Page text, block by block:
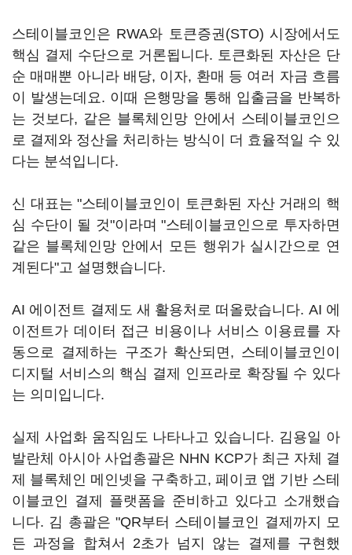
스테이블코인은 RWA와 토큰증권(STO) 시장에서도
핵심 결제 수단으로 거론됩니다. 토큰화된 자산은 단
순 매매뿐 아니라 배당, 이자, 환매 등 여러 자금 흐름
이 발생는데요. 이때 은행망을 통해 입출금을 반복하
는 것보다, 같은 블록체인망 안에서 스테이블코인으
로 결제와 정산을 처리하는 방식이 더 효율적일 수 있
다는 분석입니다.
신 대표는 "스테이블코인이 토큰화된 자산 거래의 핵
심 수단이 될 것"이라며 "스테이블코인으로 투자하면
같은 블록체인망 안에서 모든 행위가 실시간으로 연
계된다"고 설명했습니다.
AI 에이전트 결제도 새 활용처로 떠올랐습니다. AI 에
이전트가 데이터 접근 비용이나 서비스 이용료를 자
동으로 결제하는 구조가 확산되면, 스테이블코인이
디지털 서비스의 핵심 결제 인프라로 확장될 수 있다
는 의미입니다.
실제 사업화 움직임도 나타나고 있습니다. 김용일 아
발란체 아시아 사업총괄은 NHN KCP가 최근 자체 결
제 블록체인 메인넷을 구축하고, 페이코 앱 기반 스테
이블코인 결제 플랫폼을 준비하고 있다고 소개했습
니다. 김 총괄은 "QR부터 스테이블코인 결제까지 모
든 과정을 합쳐서 2초가 넘지 않는 결제를 구현했